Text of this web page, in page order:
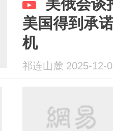
美俄会谈
美国得到承
机
祁连山麓 2025-12-